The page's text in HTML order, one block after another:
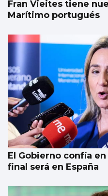
Fran Vieites tiene
Marítimo portugués
El Gobierno confía
final será en España